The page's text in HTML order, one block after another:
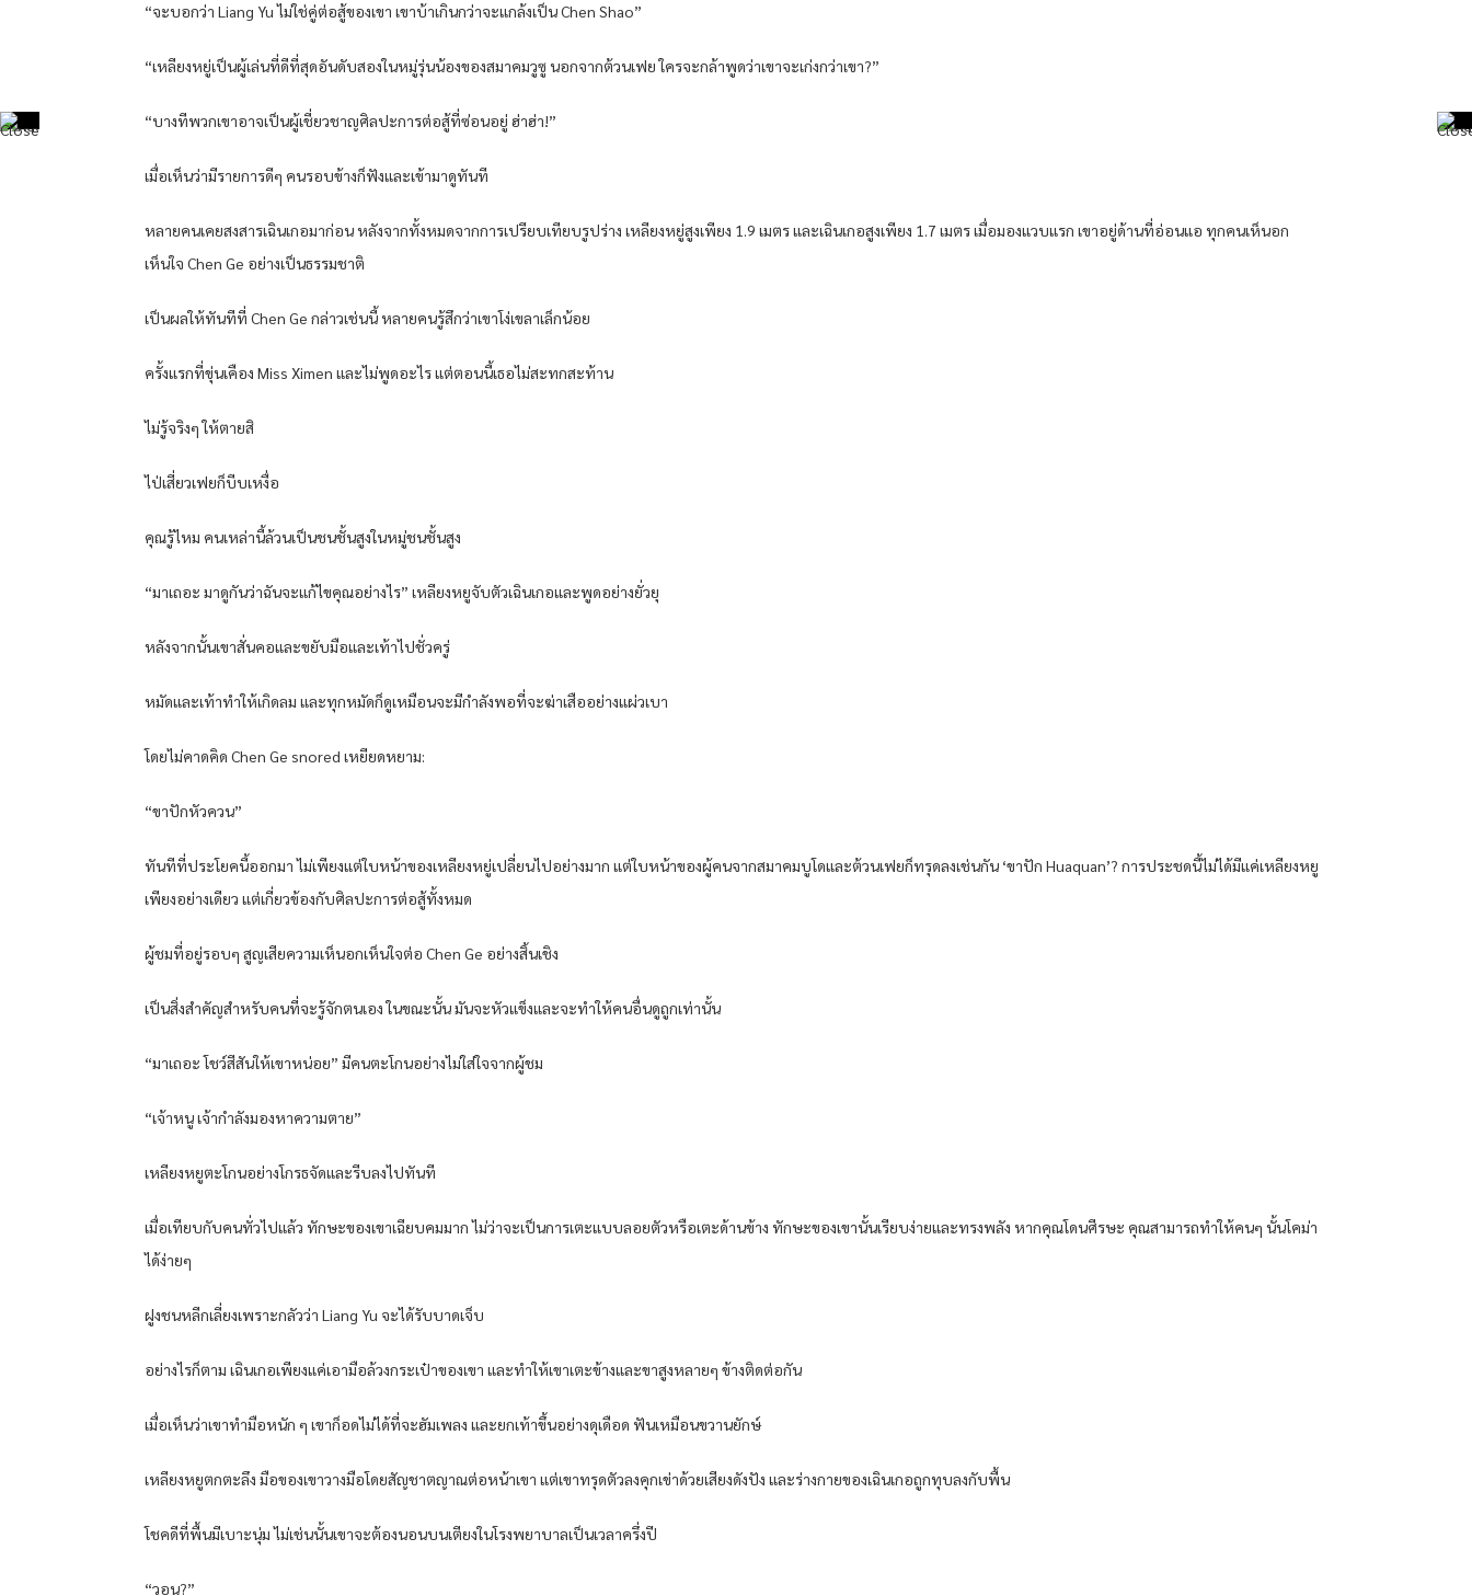
“จะบอกว่า Liang Yu ไม่ใช่คู่ต่อสู้ของเขา เขาบ้าเกินกว่าจะแกล้งเป็น Chen Shao”
“เหลียงหยู่เป็นผู้เล่นที่ดีที่สุดอันดับสองในหมู่รุ่นน้องของสมาคมวูซู นอกจากต้วนเฟย ใครจะกล้าพูดว่าเขาจะเก่งกว่าเขา?”
“บางทีพวกเขาอาจเป็นผู้เชี่ยวชาญศิลปะการต่อสู้ที่ซ่อนอยู่ ฮ่าฮ่า!”
เมื่อเห็นว่ามีรายการดีๆ คนรอบข้างก็ฟังและเข้ามาดูทันที
หลายคนเคยสงสารเฉินเกอมาก่อน หลังจากทั้งหมดจากการเปรียบเทียบรูปร่าง เหลียงหยู่สูงเพียง 1.9 เมตร และเฉินเกอสูงเพียง 1.7 เมตร เมื่อมองแวบแรก เขาอยู่ด้านที่อ่อนแอ ทุกคนเห็นอก
เห็นใจ Chen Ge อย่างเป็นธรรมชาติ
เป็นผลให้ทันทีที่ Chen Ge กล่าวเช่นนี้ หลายคนรู้สึกว่าเขาโง่เขลาเล็กน้อย
ครั้งแรกที่ขุ่นเคือง Miss Ximen และไม่พูดอะไร แต่ตอนนี้เธอไม่สะทกสะท้าน
ไม่รู้จริงๆ ให้ตายสิ
ไป่เสี่ยวเฟยก็บีบเหงื่อ
คุณรู้ไหม คนเหล่านี้ล้วนเป็นชนชั้นสูงในหมู่ชนชั้นสูง
“มาเถอะ มาดูกันว่าฉันจะแก้ไขคุณอย่างไร” เหลียงหยูจับตัวเฉินเกอและพูดอย่างยั่วยุ
หลังจากนั้นเขาสั่นคอและขยับมือและเท้าไปชั่วครู่
หมัดและเท้าทำให้เกิดลม และทุกหมัดก็ดูเหมือนจะมีกำลังพอที่จะฆ่าเสืออย่างแผ่วเบา
โดยไม่คาดคิด Chen Ge snored เหยียดหยาม:
“ขาปักหัวควน”
ทันทีที่ประโยคนี้ออกมา ไม่เพียงแต่ใบหน้าของเหลียงหยู่เปลี่ยนไปอย่างมาก แต่ใบหน้าของผู้คนจากสมาคมบูโดและต้วนเฟยก็ทรุดลงเช่นกัน ‘ขาปัก Huaquan’? การประชดนี้ไม่ได้มีแค่เหลียงหยู
เพียงอย่างเดียว แต่เกี่ยวข้องกับศิลปะการต่อสู้ทั้งหมด
ผู้ชมที่อยู่รอบๆ สูญเสียความเห็นอกเห็นใจต่อ Chen Ge อย่างสิ้นเชิง
เป็นสิ่งสำคัญสำหรับคนที่จะรู้จักตนเอง ในขณะนั้น มันจะหัวแข็งและจะทำให้คนอื่นดูถูกเท่านั้น
“มาเถอะ โชว์สีสันให้เขาหน่อย” มีคนตะโกนอย่างไม่ใส่ใจจากผู้ชม
“เจ้าหนู เจ้ากำลังมองหาความตาย”
เหลียงหยูตะโกนอย่างโกรธจัดและรีบลงไปทันที
เมื่อเทียบกับคนทั่วไปแล้ว ทักษะของเขาเฉียบคมมาก ไม่ว่าจะเป็นการเตะแบบลอยตัวหรือเตะด้านข้าง ทักษะของเขานั้นเรียบง่ายและทรงพลัง หากคุณโดนศีรษะ คุณสามารถทำให้คนๆ นั้นโคม่า
ได้ง่ายๆ
ฝูงชนหลีกเลี่ยงเพราะกลัวว่า Liang Yu จะได้รับบาดเจ็บ
อย่างไรก็ตาม เฉินเกอเพียงแค่เอามือล้วงกระเป๋าของเขา และทำให้เขาเตะข้างและขาสูงหลายๆ ข้างติดต่อกัน
เมื่อเห็นว่าเขาทำมือหนัก ๆ เขาก็อดไม่ได้ที่จะฮัมเพลง และยกเท้าขึ้นอย่างดุเดือด ฟันเหมือนขวานยักษ์
เหลียงหยูตกตะลึง มือของเขาวางมือโดยสัญชาตญาณต่อหน้าเขา แต่เขาทรุดตัวลงคุกเข่าด้วยเสียงดังปัง และร่างกายของเฉินเกอถูกทุบลงกับพื้น
โชคดีที่พื้นมีเบาะนุ่ม ไม่เช่นนั้นเขาจะต้องนอนบนเตียงในโรงพยาบาลเป็นเวลาครึ่งปี
“วอน?”